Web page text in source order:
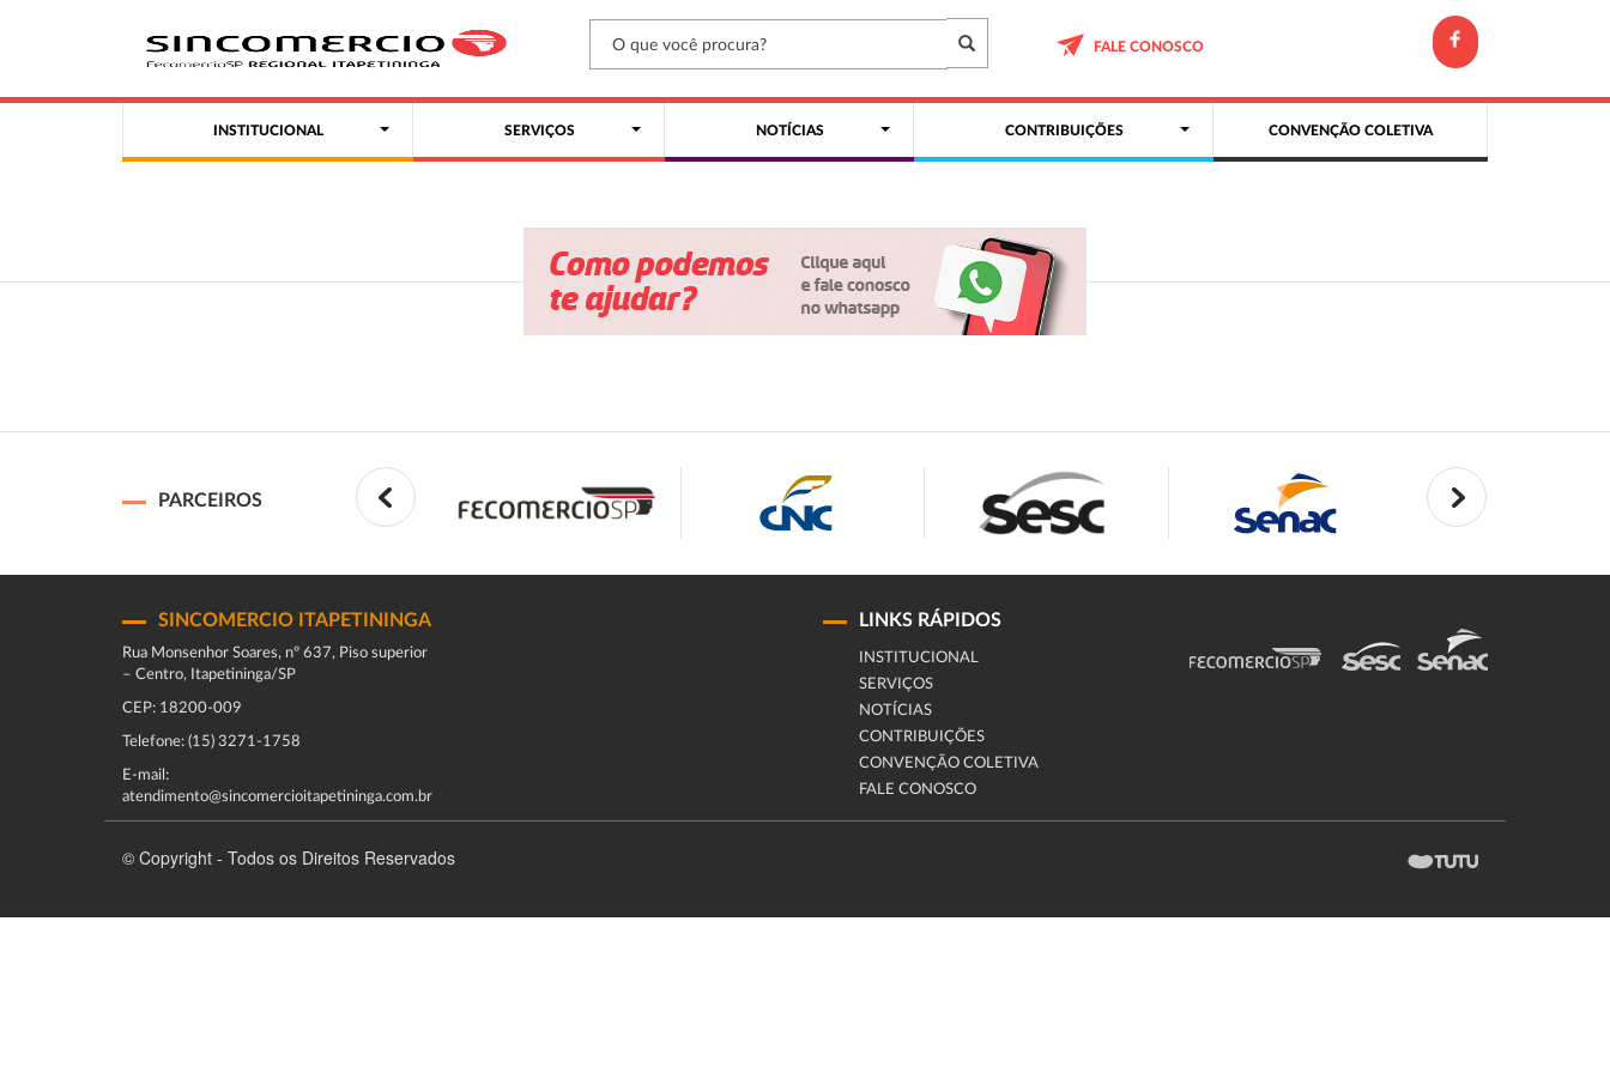
FALE CONOSCO
INSTITUCIONAL SERVIÇOS NOTÍCIAS CONTRIBUIÇÕES CONVENÇÃO COLETIVA
PARCEIROS
SINCOMERCIO ITAPETININGA
Rua Monsenhor Soares, nº 637, Piso superior
– Centro, Itapetininga/SP
CEP: 18200-009
Telefone: (15) 3271-1758
E-mail:
atendimento@sincomercioitapetininga.com.br
LINKS RÁPIDOS
INSTITUCIONAL
SERVIÇOS
NOTÍCIAS
CONTRIBUIÇÕES
CONVENÇÃO COLETIVA
FALE CONOSCO
© Copyright - Todos os Direitos Reservados